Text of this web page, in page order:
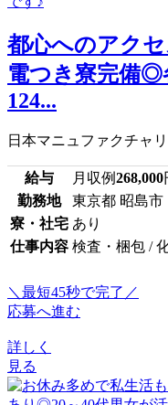
都心へのアク
電つき寮完備◎
124...
日本マニュファクチャ
給与 月収例268,000
勤務地
東京都 昭島市
寮・社宅 あり
仕事内容 検査・梱包 /
＼最短45秒で完了／
応募へ進む
詳しく
見る